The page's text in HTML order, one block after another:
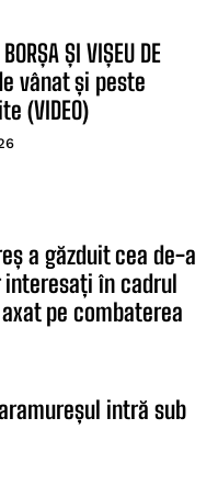
ȘI VIȘEU DE
vânat și peste
(VIDEO)
a găzduit cea de-a
în cadrul
pe combaterea
intră sub